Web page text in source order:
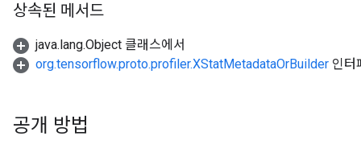
상속된 메서드
java.lang.Object 클래스에서
org.tensorflow.proto.profiler.XStatMetadataOrBuilder 인터
공개 방법